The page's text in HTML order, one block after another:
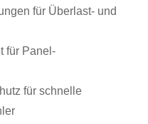
für Überlast- und
für Panel-
für schnelle